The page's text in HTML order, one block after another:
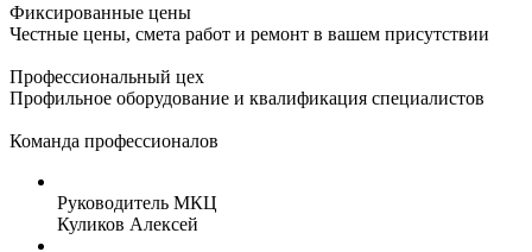
Фиксированные цены
Честные цены, смета работ и ремонт в вашем присутствии
Профессиональный цех
Профильное оборудование и квалификация специалистов
Команда профессионалов
Руководитель МКЦ
Куликов Алексей